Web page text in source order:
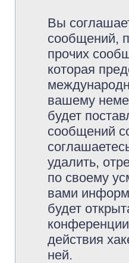
Вы
сообщений,
прочих
которая
вашему
будет
сообщений
удалить,
по своему
вами
будет
действия
ней.